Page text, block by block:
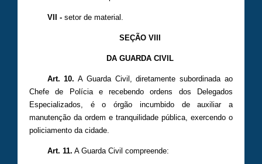
VII -setor de material.
SEÇÃO VIII
DA GUARDA CIVIL
Art. 10. A Guarda Civil, diretamente subordinada ao
Chefe de Polícia e recebendo ordens dos Delegados
Especializados, é o órgão incumbido de auxiliar a
manutenção da ordem e tranquilidade pública, exercendo o
policiamento da cidade.
Art. 11. A Guarda Civil compreende: